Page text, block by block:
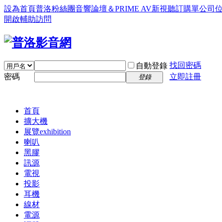
設為首頁普洛粉絲團音響論壇＆PRIME AV新視聽訂購單公司
開啟輔助訪問
自動登錄 找回密碼
密碼
登錄 立即註冊
首頁
擴大機
展覽exhibition
喇叭
黑膠
訊源
電視
投影
耳機
線材
電源